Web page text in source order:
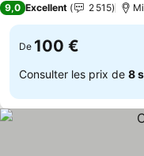
9,0 Excellent 2 515
De 100 €
Consulter les prix de 8